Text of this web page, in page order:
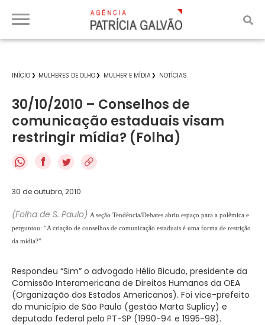
INÍCIO MULHERES DE OLHO MULHER E MÍDIA NOTÍCIAS
30/10/2010 – Conselhos de
comunicação estaduais visam
restringir mídia? (Folha)
f
30 de outubro, 2010
(Folha de S. Paulo) A seção Tendência/Debates abriu espaço para a polêmica e
perguntou: “A criação de conselhos de comunicação estaduais é uma forma de restrição
da mídia?”
Respondeu “Sim” o advogado Hélio Bicudo, presidente da
Comissão Interamericana de Direitos Humanos da OEA
(Organização dos Estados Americanos). Foi vice-prefeito
do município de São Paulo (gestão Marta Suplicy) e
deputado federal pelo PT-SP (1990-94 e 1995-98).